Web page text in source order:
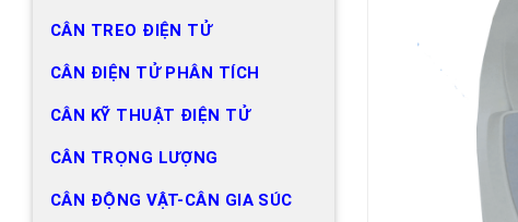
CÂN TREO ĐIỆN TỬ
CÂN ĐIỆN TỬ PHÂN TÍCH
CÂN KỸ THUẬT ĐIỆN TỬ
CÂN TRỌNG LƯỢNG
CÂN ĐỘNG VẬT-CÂN GIA SÚC